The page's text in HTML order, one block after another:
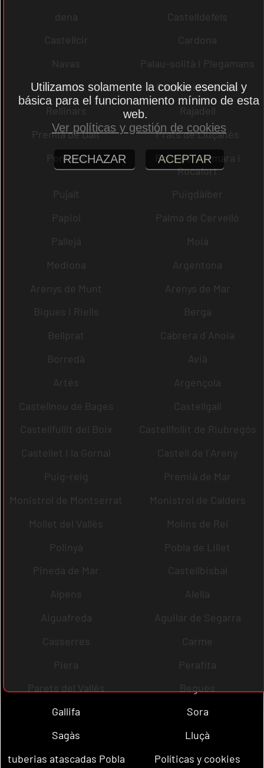
dena
Castelldefels
Castellcir
Cardona
Navas
Palau-solità i Plegamans
Palafolls
Pacs del Penedès
Rellinars
Rajadell
Premià de Dalt
Prats de Lluçanès
Pontons
Pont de Vilomara i
Rocafort
Pujalt
Puigdàlber
Papiol
Palma de Cervelló
Pallejà
Moià
Mediona
Argentona
Arenys de Munt
Arenys de Mar
Bigues i Riells
Berga
Bellprat
Cabrera d´Anoia
Borredà
Avià
Artés
Argençola
Castellnou de Bages
Castellgalí
Castellfullit del Boix
Castellfollit de Riubregós
Castellet i la Gornal
Castell de l´Areny
Puig-reig
Premià de Mar
Monistrol de Montserrat
Monistrol de Calders
Mollet del Vallès
Molins de Rei
Polinyà
Pobla de Lillet
Pineda de Mar
Castellbisbal
Alpens
Alella
Aiguafreda
Aguilar de Segarra
Casserres
Carme
Piera
Perafita
Parets del Vallès
Begues
Gallifa
Sora
Sagàs
Lluçà
tuberias atascadas Pobla
Políticas y cookies
Utilizamos solamente la cookie esencial y
básica para el funcionamiento mínimo de esta
web.
Ver políticas y gestión de cookies
RECHAZAR ACEPTAR